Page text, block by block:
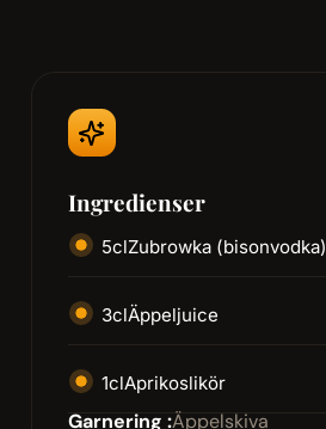
Ingredienser
5clZubrowka (bisonvodka)
3clÄppeljuice
1clAprikoslikör
Garnering :Äppelskiva